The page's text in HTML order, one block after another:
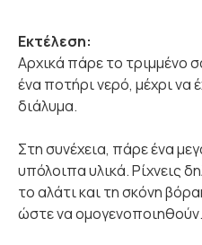
Εκτέλεση:
Αρχικά πάρε το τριμμένο
ένα ποτήρι νερό, μέχρι να
διάλυμα.
Στη συνέχεια, πάρε ένα
υπόλοιπα υλικά. Ρίχνεις
το αλάτι και τη σκόνη
ώστε να ομογενοποιηθούν.